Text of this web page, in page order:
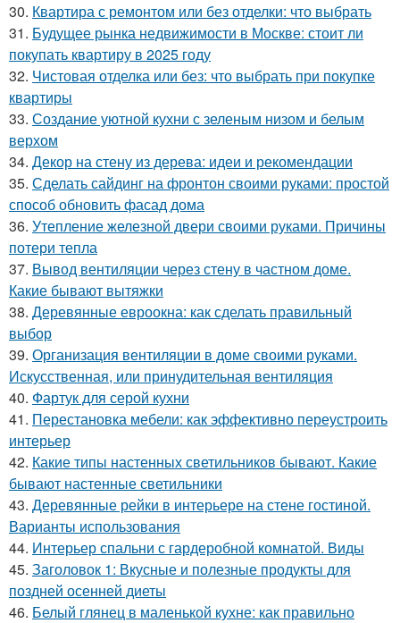
30. Квартира с ремонтом или без отделки: что выбрать
31. Будущее рынка недвижимости в Москве: стоит ли
покупать квартиру в 2025 году
32. Чистовая отделка или без: что выбрать при покупке
квартиры
33. Создание уютной кухни с зеленым низом и белым
верхом
34. Декор на стену из дерева: идеи и рекомендации
35. Сделать сайдинг на фронтон своими руками: простой
способ обновить фасад дома
36. Утепление железной двери своими руками. Причины
потери тепла
37. Вывод вентиляции через стену в частном доме.
Какие бывают вытяжки
38. Деревянные евроокна: как сделать правильный
выбор
39. Организация вентиляции в доме своими руками.
Искусственная, или принудительная вентиляция
40. Фартук для серой кухни
41. Перестановка мебели: как эффективно переустроить
интерьер
42. Какие типы настенных светильников бывают. Какие
бывают настенные светильники
43. Деревянные рейки в интерьере на стене гостиной.
Варианты использования
44. Интерьер спальни с гардеробной комнатой. Виды
45. Заголовок 1: Вкусные и полезные продукты для
поздней осенней диеты
46. Белый глянец в маленькой кухне: как правильно